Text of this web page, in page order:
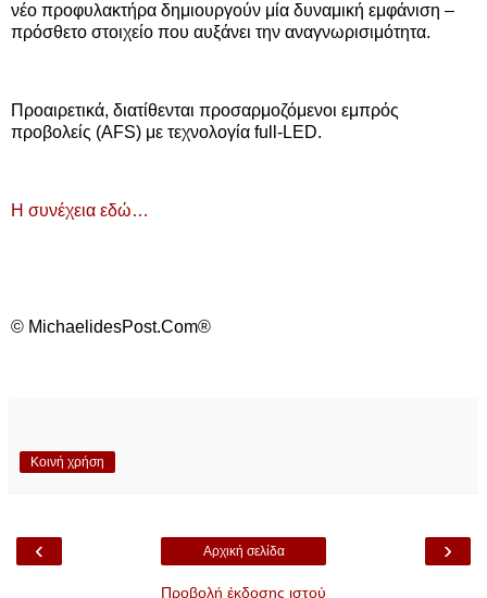
νέο προφυλακτήρα δημιουργούν μία δυναμική εμφάνιση –
πρόσθετο στοιχείο που αυξάνει την αναγνωρισιμότητα.
Προαιρετικά, διατίθενται προσαρμοζόμενοι εμπρός
προβολείς (AFS) με τεχνολογία full-LED.
Η συνέχεια εδώ…
© MichaelidesPost.Com®
Κοινή χρήση
‹ ›
Αρχική σελίδα
Προβολή έκδοσης ιστού